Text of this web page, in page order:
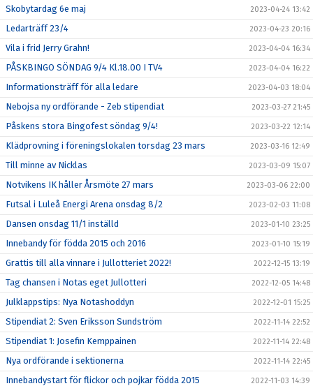
Skobytardag 6e maj 2023-04-24 13:42
Ledarträff 23/4 2023-04-23 20:16
Vila i frid Jerry Grahn! 2023-04-04 16:34
PÅSKBINGO SÖNDAG 9/4 Kl.18.00 I TV4 2023-04-04 16:22
Informationsträff för alla ledare 2023-04-03 18:04
Nebojsa ny ordförande - Zeb stipendiat 2023-03-27 21:45
Påskens stora Bingofest söndag 9/4! 2023-03-22 12:14
Klädprovning i föreningslokalen torsdag 23 mars 2023-03-16 12:49
Till minne av Nicklas 2023-03-09 15:07
Notvikens IK håller Årsmöte 27 mars 2023-03-06 22:00
Futsal i Luleå Energi Arena onsdag 8/2 2023-02-03 11:08
Dansen onsdag 11/1 inställd 2023-01-10 23:25
Innebandy för födda 2015 och 2016 2023-01-10 15:19
Grattis till alla vinnare i Jullotteriet 2022! 2022-12-15 13:19
Tag chansen i Notas eget Jullotteri 2022-12-05 14:48
Julklappstips: Nya Notashoddyn 2022-12-01 15:25
Stipendiat 2: Sven Eriksson Sundström 2022-11-14 22:52
Stipendiat 1: Josefin Kemppainen 2022-11-14 22:48
Nya ordförande i sektionerna 2022-11-14 22:45
Innebandystart för flickor och pojkar födda 2015 2022-11-03 14:39